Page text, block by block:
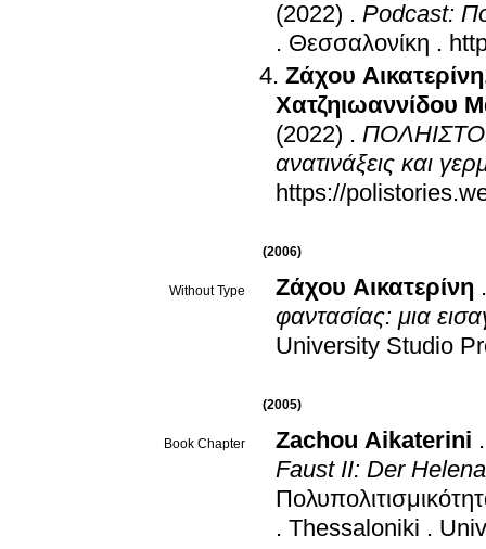
(2022) . Podcast:
. Θεσσαλονίκη .
Ζάχου Αικατερίνη
Χατζηιωαννίδου
(2022) .
ανατινάξεις και
https://
(2006)
Without Type Ζάχου Αικατερίνη
φαντασίας: μια
University Studio
(2005)
Book Chapter Zachou Aikaterini
Faust II: Der
. Thessaloniki .